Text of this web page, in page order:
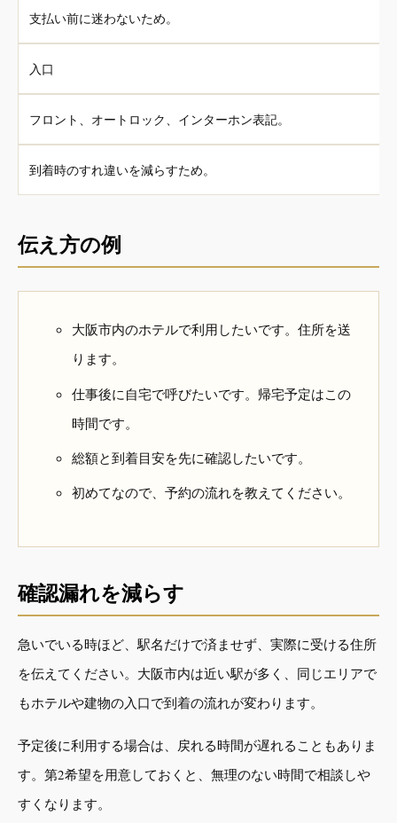
支払い前に迷わないため。
入口
フロント、オートロック、インターホン表記。
到着時のすれ違いを減らすため。
伝え方の例
大阪市内のホテルで利用したいです。住所を送
ります。
仕事後に自宅で呼びたいです。帰宅予定はこの
時間です。
総額と到着目安を先に確認したいです。
初めてなので、予約の流れを教えてください。
確認漏れを減らす
急いでいる時ほど、駅名だけで済ませず、実際に受ける住所
を伝えてください。大阪市内は近い駅が多く、同じエリアで
もホテルや建物の入口で到着の流れが変わります。
予定後に利用する場合は、戻れる時間が遅れることもありま
す。第2希望を用意しておくと、無理のない時間で相談しや
すくなります。